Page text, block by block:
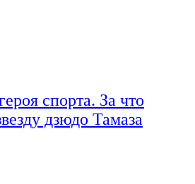
спорта. За что
дзюдо Тамаза